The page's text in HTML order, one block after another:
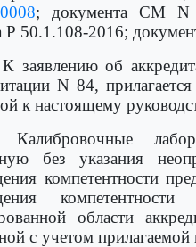
; документа СМ N
Р 50.1.108-2016;
заявлению об
N 84,
к настоящему
Калибровочные
без указания
компетентности
области
с учетом